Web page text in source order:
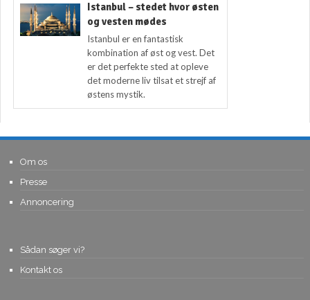
Istanbul – stedet hvor østen
og vesten mødes
Istanbul er en fantastisk
kombination af øst og vest. Det
er det perfekte sted at opleve
det moderne liv tilsat et strejf af
østens mystik.
Om os
Presse
Annoncering
Sådan søger vi?
Kontakt os